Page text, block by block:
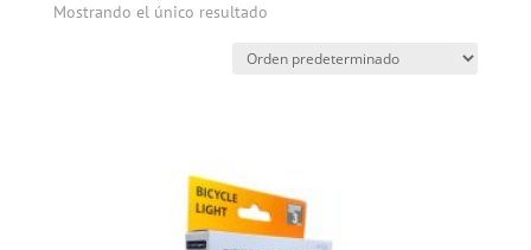
Mostrando el único resultado